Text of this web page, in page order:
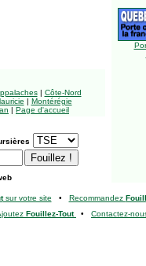
| Côte-Nord
| Montérégie
| Page d'accueil
sur votre site • Recommandez
Fouillez-Tout • Contactez-